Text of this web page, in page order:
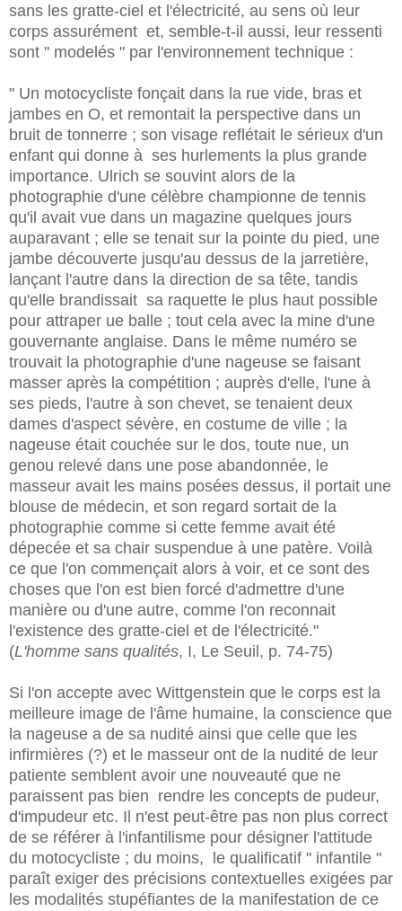
sans les gratte-ciel et l'électricité, au sens où leur
corps assurément et, semble-t-il aussi, leur ressenti
sont " modelés " par l'environnement technique :
" Un motocycliste fonçait dans la rue vide, bras et
jambes en O, et remontait la perspective dans un
bruit de tonnerre ; son visage reflétait le sérieux d'un
enfant qui donne à ses hurlements la plus grande
importance. Ulrich se souvint alors de la
photographie d'une célèbre championne de tennis
qu'il avait vue dans un magazine quelques jours
auparavant ; elle se tenait sur la pointe du pied, une
jambe découverte jusqu'au dessus de la jarretière,
lançant l'autre dans la direction de sa tête, tandis
qu'elle brandissait sa raquette le plus haut possible
pour attraper ue balle ; tout cela avec la mine d'une
gouvernante anglaise. Dans le même numéro se
trouvait la photographie d'une nageuse se faisant
masser après la compétition ; auprès d'elle, l'une à
ses pieds, l'autre à son chevet, se tenaient deux
dames d'aspect sévère, en costume de ville ; la
nageuse était couchée sur le dos, toute nue, un
genou relevé dans une pose abandonnée, le
masseur avait les mains posées dessus, il portait une
blouse de médecin, et son regard sortait de la
photographie comme si cette femme avait été
dépecée et sa chair suspendue à une patère. Voilà
ce que l'on commençait alors à voir, et ce sont des
choses que l'on est bien forcé d'admettre d'une
manière ou d'une autre, comme l'on reconnait
l'existence des gratte-ciel et de l'électricité."
(L'homme sans qualités, I, Le Seuil, p. 74-75)
Si l'on accepte avec Wittgenstein que le corps est la
meilleure image de l'âme humaine, la conscience que
la nageuse a de sa nudité ainsi que celle que les
infirmières (?) et le masseur ont de la nudité de leur
patiente semblent avoir une nouveauté que ne
paraissent pas bien rendre les concepts de pudeur,
d'impudeur etc. Il n'est peut-être pas non plus correct
de se référer à l'infantilisme pour désigner l'attitude
du motocycliste ; du moins, le qualificatif " infantile "
paraît exiger des précisions contextuelles exigées par
les modalités stupéfiantes de la manifestation de ce